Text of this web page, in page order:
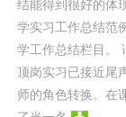
结能得到很好的体
学实习工作总结范
学工作总结栏目。
顶岗实习已接近尾
师的角色转换。在